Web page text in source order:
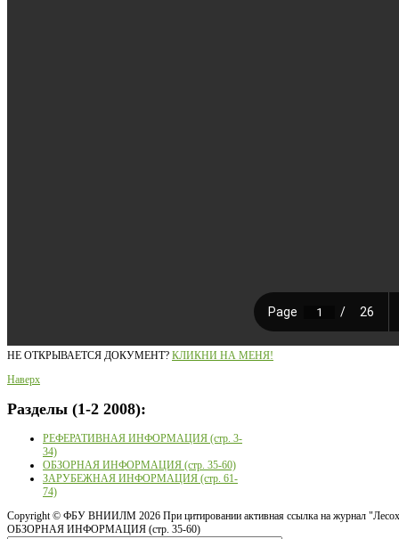
НЕ ОТКРЫВАЕТСЯ ДОКУМЕНТ? КЛИКНИ НА МЕНЯ!
Наверх
Разделы (1-2 2008):
РЕФЕРАТИВНАЯ ИНФОРМАЦИЯ (стр. 3-
34)
ОБЗОРНАЯ ИНФОРМАЦИЯ (стр. 35-60)
ЗАРУБЕЖНАЯ ИНФОРМАЦИЯ (стр. 61-
74)
Copyright © ФБУ ВНИИЛМ 2026 При цитировании активная ссылка на журнал
ОБЗОРНАЯ ИНФОРМАЦИЯ (стр. 35-60)